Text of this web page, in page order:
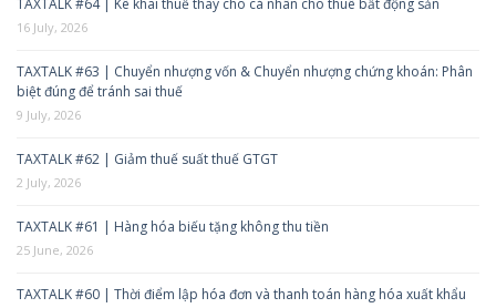
TAXTALK #64 | Kê khai thuế thay cho cá nhân cho thuê bất động sản
16 July, 2026
TAXTALK #63 | Chuyển nhượng vốn & Chuyển nhượng chứng khoán: Phân
biệt đúng để tránh sai thuế
9 July, 2026
TAXTALK #62 | Giảm thuế suất thuế GTGT
2 July, 2026
TAXTALK #61 | Hàng hóa biếu tặng không thu tiền
25 June, 2026
TAXTALK #60 | Thời điểm lập hóa đơn và thanh toán hàng hóa xuất khẩu